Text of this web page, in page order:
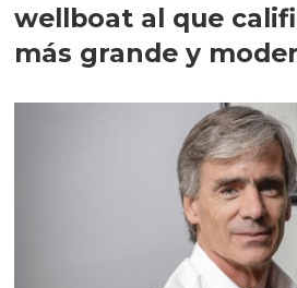
wellboat al que
más grande y